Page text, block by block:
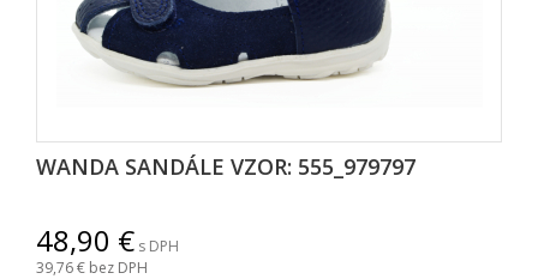
WANDA SANDÁLE VZOR: 555_979797
48,90
s DPH
39,76 bez DPH